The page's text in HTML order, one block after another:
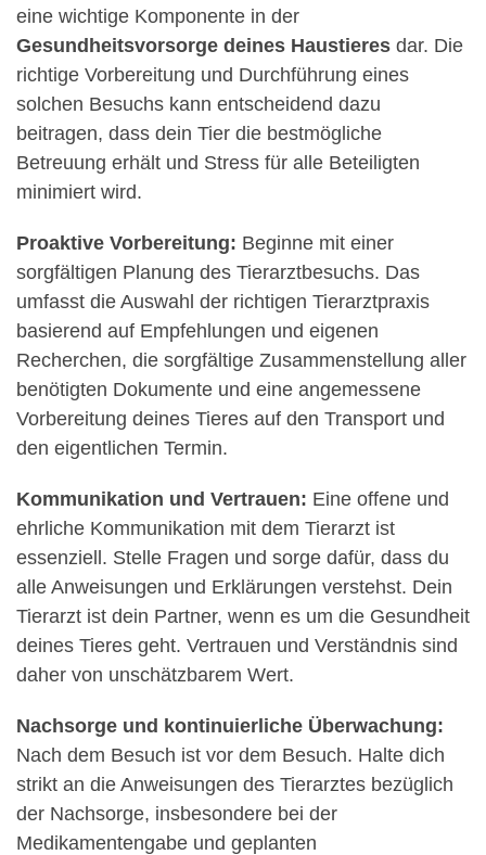
eine wichtige Komponente in der
Gesundheitsvorsorge deines Haustieres dar. Die
richtige Vorbereitung und Durchführung eines
solchen Besuchs kann entscheidend dazu
beitragen, dass dein Tier die bestmögliche
Betreuung erhält und Stress für alle Beteiligten
minimiert wird.
Proaktive Vorbereitung: Beginne mit einer
sorgfältigen Planung des Tierarztbesuchs. Das
umfasst die Auswahl der richtigen Tierarztpraxis
basierend auf Empfehlungen und eigenen
Recherchen, die sorgfältige Zusammenstellung aller
benötigten Dokumente und eine angemessene
Vorbereitung deines Tieres auf den Transport und
den eigentlichen Termin.
Kommunikation und Vertrauen: Eine offene und
ehrliche Kommunikation mit dem Tierarzt ist
essenziell. Stelle Fragen und sorge dafür, dass du
alle Anweisungen und Erklärungen verstehst. Dein
Tierarzt ist dein Partner, wenn es um die Gesundheit
deines Tieres geht. Vertrauen und Verständnis sind
daher von unschätzbarem Wert.
Nachsorge und kontinuierliche Überwachung:
Nach dem Besuch ist vor dem Besuch. Halte dich
strikt an die Anweisungen des Tierarztes bezüglich
der Nachsorge, insbesondere bei der
Medikamentengabe und geplanten